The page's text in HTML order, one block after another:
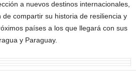
a nuevos destinos internacionales,
compartir su historia de resiliencia y
países a los que llegará con sus
y Paraguay.